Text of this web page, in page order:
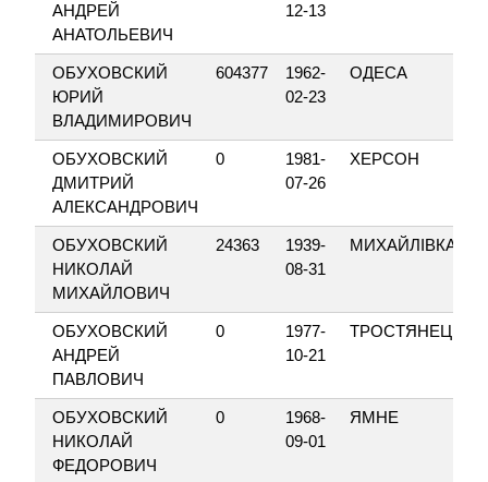
АНДРЕЙ
АНАТОЛЬЕВИЧ
12-13
ОБУХОВСКИЙ
ЮРИЙ
ВЛАДИМИРОВИЧ
604377
1962-
02-23
ОДЕСА
ОБУХОВСКИЙ
ДМИТРИЙ
АЛЕКСАНДРОВИЧ
0
1981-
07-26
ХЕРСОН
ОБУХОВСКИЙ
НИКОЛАЙ
МИХАЙЛОВИЧ
24363
1939-
08-31
МИХАЙЛІВКА
ОБУХОВСКИЙ
АНДРЕЙ
ПАВЛОВИЧ
0
1977-
10-21
ТРОСТЯНЕЦЬ
ОБУХОВСКИЙ
НИКОЛАЙ
ФЕДОРОВИЧ
0
1968-
09-01
ЯМНЕ